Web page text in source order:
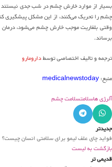
بسیار از موارد خارش چشم در شب جدی نیستند
چشم را تحریک می‌کنند، از این مشکل پیشگیری
وقتی بلفاریت موجب خارش چشم می‌شود، درمان
برساند.
ترجمه و تالیف اختصاصی توسطدارومارو
منبع:medicalnewstoday
آلرژی هاسلامتسلامت چشم
جدیدتر
فواید چای علف لیمو برای سلامتی انسان چیست؟
بازگشت به لیست
قدیمی تر